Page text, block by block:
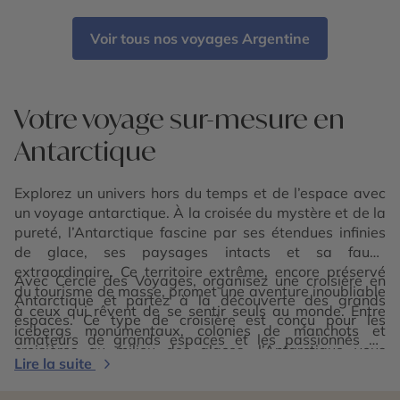
Voir tous nos voyages Argentine
Votre voyage sur-mesure en
Antarctique
Explorez un univers hors du temps et de l’espace avec
un voyage antarctique. À la croisée du mystère et de la
pureté, l’Antarctique fascine par ses étendues infinies
de glace, ses paysages intacts et sa faune
extraordinaire. Ce territoire extrême, encore préservé
du tourisme de masse, promet une aventure inoubliable
à ceux qui rêvent de se sentir seuls au monde. Entre
icebergs monumentaux, colonies de manchots et
croisières au milieu des glaces, l’Antarctique vous
transporte dans un monde unique, figé dans la beauté
Avec Cercle des Voyages, organisez une croisière en
Antarctique et partez à la découverte des grands
espaces.Ce type de croisière est conçu pour les
amateurs de grands espaces et les passionnés de
nature. Le confort à bord est optimal, et les navires sont
Lire la suite